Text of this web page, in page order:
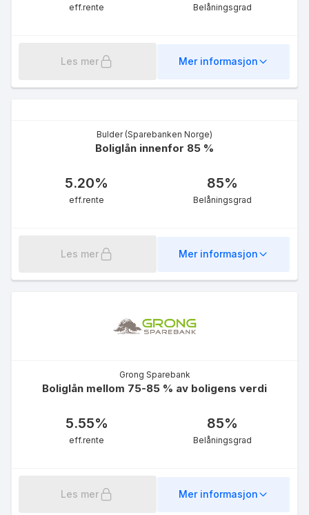
eff.rente
Fleksilån
5.63%
eff.rente Belåningsgrad
Les mer Mer informasjon
Bulder (Sparebanken Norge)
Boliglån innenfor 85 %
5.20%
eff.rente
85%
Belåningsgrad
Les mer Mer informasjon
Grong Sparebank
Boliglån mellom 75-85 % av boligens verdi
5.55%
eff.rente
85%
Belåningsgrad
Les mer Mer informasjon